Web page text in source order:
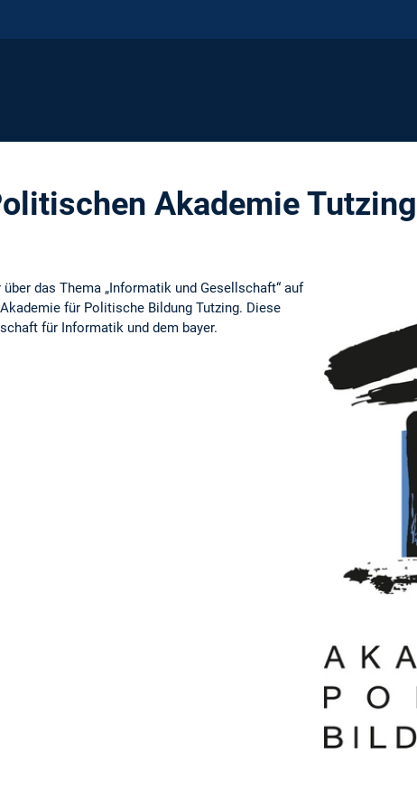
Akademie Tutzing
das Thema „Informatik und Gesellschaft“ auf
für Politische Bildung Tutzing. Diese
für Informatik und dem bayer.